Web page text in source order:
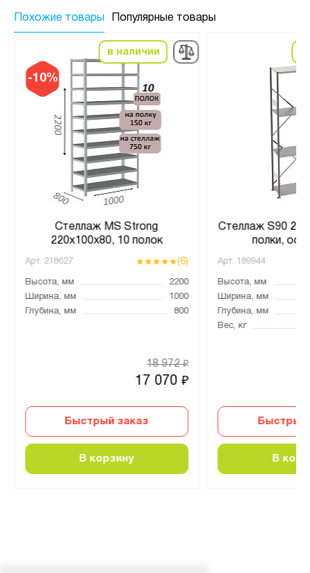
Похожие товары Популярные товары
-10%
в наличии
Стеллаж MS Strong
220х100х80, 10 полок
Арт. 218627 (6)
Высота, мм
2200
Ширина, мм
1000
Глубина, мм
800
17 070₽
18 972₽
Быстрый заказ
В корзину
Стеллаж S90
полки,
Арт. 189944
Высота, мм
Ширина, мм
Глубина, мм
Вес, кг
Быстрый
В